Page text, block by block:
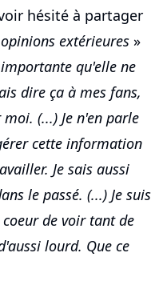
hésité à partager
extérieures »
qu'elle ne
dire ça à mes fans,
(...) Je n'en parle
cette information
Je sais aussi
le passé. (...) Je suis
de voir tant de
lourd. Que ce